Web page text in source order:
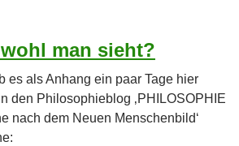
man sieht?
es als Anhang ein paar Tage hier
den Philosophieblog ‚PHILOSOPHIE
nach dem Neuen Menschenbild‘